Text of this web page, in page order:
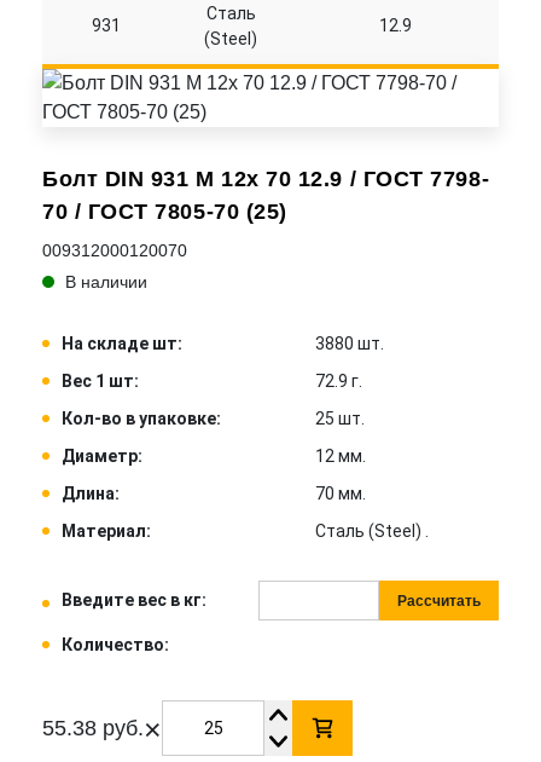
Болт DIN 931 M 12x 70 12.9 / ГОСТ 7798-
70 / ГОСТ 7805-70 (25)
009312000120070
В наличии
На складе шт:
3880 шт.
Вес 1 шт:
72.9 г.
Кол-во в упаковке:
25 шт.
Диаметр:
12 мм.
Длина:
70 мм.
Материал:
Сталь (Steel) .
Введите вес в кг: Рассчитать
Количество:
55.38 руб.×
931
Сталь
(Steel)
12.9